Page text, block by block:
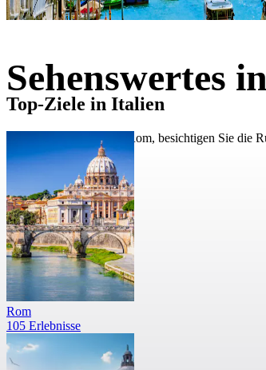
Sehenswertes
Probieren Sie Gelato in Rom, besichtigen Sie die
Top-Ziele in Italien
Rom
105 Erlebnisse